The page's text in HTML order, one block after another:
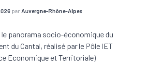
par Auvergne-Rhône-Alpes
panorama socio-économique du
du Cantal, réalisé par le Pôle IET
Economique et Territoriale)